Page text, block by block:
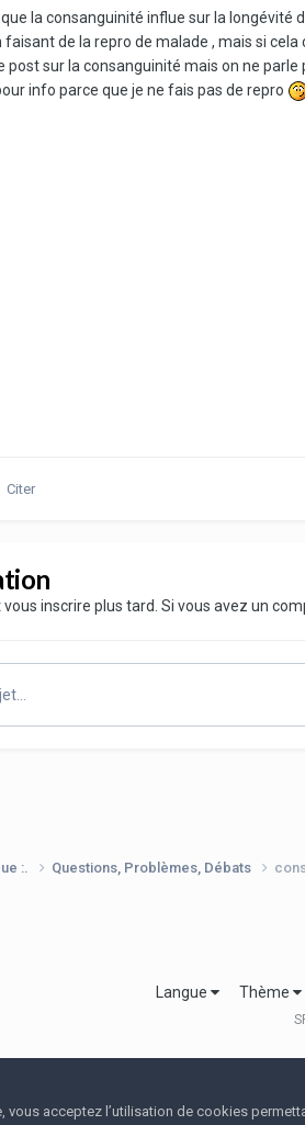
la consanguinité influe sur la longévité
faisant de la repro de malade , mais si
post sur la consanguinité mais on ne parle
info parce que je ne fais pas de repro
Citer
inscrire plus tard. Si vous avez un
:. Questions, Problèmes, Débats
Langue Thème
vous acceptez l’utilisation de cookies